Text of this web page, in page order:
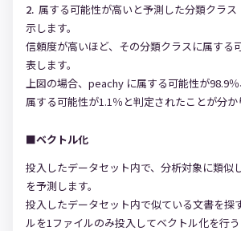
属する可能性が高いと予測した分類クラ
示します。
信頼度が高いほど、その分類クラスに属する
表します。
上図の場合、peachy に属する可能性が98.9
属する可能性が1.1％と判定されたことが分か
■ベクトル化
投入したデータセット内で、分析対象に類似
を予測します。
投入したデータセット内で似ている文書を探
ルを1ファイルのみ投入してベクトル化を行う